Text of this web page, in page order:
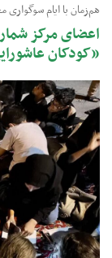
هم‌زمان با ایام سوگواری
«کودکان